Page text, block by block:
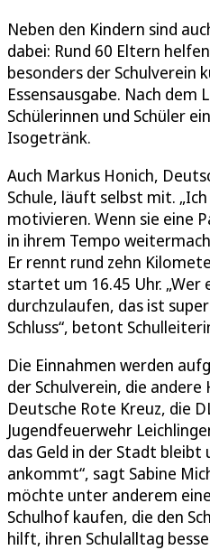
Neben den Kindern sind
dabei: Rund 60 Eltern
besonders der Schulverein
Essensausgabe. Nach dem
Schülerinnen und Schüler
Isogetränk.
Auch Markus Honich,
Schule, läuft selbst mit.
motivieren. Wenn sie eine
in ihrem Tempo
Er rennt rund zehn
startet um 16.45 Uhr. „Wer
durchzulaufen, das ist
Schluss“, betont
Die Einnahmen werden
der Schulverein, die
Deutsche Rote Kreuz, die
Jugendfeuerwehr
das Geld in der Stadt bleibt
ankommt“, sagt Sabine
möchte unter anderem
Schulhof kaufen, die den
hilft, ihren Schulalltag